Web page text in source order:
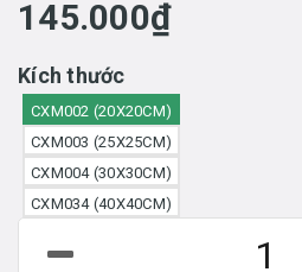
145.000₫
Kích thước
CXM002 (20X20CM)
CXM003 (25X25CM)
CXM004 (30X30CM)
CXM034 (40X40CM)